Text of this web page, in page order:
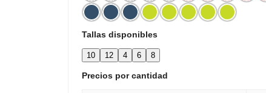
Tallas disponibles
10 12 4 6 8
Precios por cantidad